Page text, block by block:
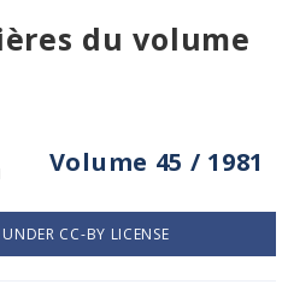
du volume
Volume 45 / 1981
CC-BY LICENSE